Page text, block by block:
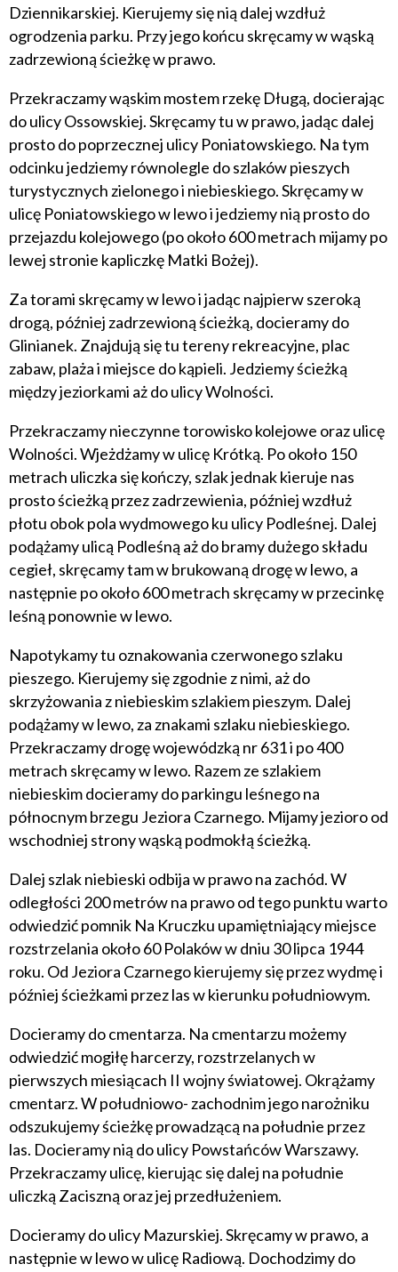
Dziennikarskiej. Kierujemy się nią dalej wzdłuż
ogrodzenia parku. Przy jego końcu skręcamy w wąską
zadrzewioną ścieżkę w prawo.
Przekraczamy wąskim mostem rzekę Długą, docierając
do ulicy Ossowskiej. Skręcamy tu w prawo, jadąc dalej
prosto do poprzecznej ulicy Poniatowskiego. Na tym
odcinku jedziemy równolegle do szlaków pieszych
turystycznych zielonego i niebieskiego. Skręcamy w
ulicę Poniatowskiego w lewo i jedziemy nią prosto do
przejazdu kolejowego (po około 600 metrach mijamy po
lewej stronie kapliczkę Matki Bożej).
Za torami skręcamy w lewo i jadąc najpierw szeroką
drogą, później zadrzewioną ścieżką, docieramy do
Glinianek. Znajdują się tu tereny rekreacyjne, plac
zabaw, plaża i miejsce do kąpieli. Jedziemy ścieżką
między jeziorkami aż do ulicy Wolności.
Przekraczamy nieczynne torowisko kolejowe oraz ulicę
Wolności. Wjeżdżamy w ulicę Krótką. Po około 150
metrach uliczka się kończy, szlak jednak kieruje nas
prosto ścieżką przez zadrzewienia, później wzdłuż
płotu obok pola wydmowego ku ulicy Podleśnej. Dalej
podążamy ulicą Podleśną aż do bramy dużego składu
cegieł, skręcamy tam w brukowaną drogę w lewo, a
następnie po około 600 metrach skręcamy w przecinkę
leśną ponownie w lewo.
Napotykamy tu oznakowania czerwonego szlaku
pieszego. Kierujemy się zgodnie z nimi, aż do
skrzyżowania z niebieskim szlakiem pieszym. Dalej
podążamy w lewo, za znakami szlaku niebieskiego.
Przekraczamy drogę wojewódzką nr 631 i po 400
metrach skręcamy w lewo. Razem ze szlakiem
niebieskim docieramy do parkingu leśnego na
północnym brzegu Jeziora Czarnego. Mijamy jezioro od
wschodniej strony wąską podmokłą ścieżką.
Dalej szlak niebieski odbija w prawo na zachód. W
odległości 200 metrów na prawo od tego punktu warto
odwiedzić pomnik Na Kruczku upamiętniający miejsce
rozstrzelania około 60 Polaków w dniu 30 lipca 1944
roku. Od Jeziora Czarnego kierujemy się przez wydmę i
później ścieżkami przez las w kierunku południowym.
Docieramy do cmentarza. Na cmentarzu możemy
odwiedzić mogiłę harcerzy, rozstrzelanych w
pierwszych miesiącach II wojny światowej. Okrążamy
cmentarz. W południowo- zachodnim jego narożniku
odszukujemy ścieżkę prowadzącą na południe przez
las. Docieramy nią do ulicy Powstańców Warszawy.
Przekraczamy ulicę, kierując się dalej na południe
uliczką Zaciszną oraz jej przedłużeniem.
Docieramy do ulicy Mazurskiej. Skręcamy w prawo, a
następnie w lewo w ulicę Radiową. Dochodzimy do